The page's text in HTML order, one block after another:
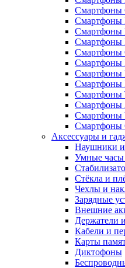
Смартфоны
Смартфоны
Смартфоны
Смартфоны
Смартфоны
Смартфоны
Смартфоны
Смартфоны
Смартфоны
Смартфоны
Смартфоны
Смартфоны
Аксессуары и
Наушники
Умные часы
Стёкла и
Чехлы и
Зарядные
Внешние
Держатели
Кабели и
Карты
Диктофоны